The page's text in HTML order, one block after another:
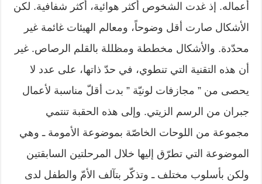
أعماله. إذ غدت الشخوص أكثر هوائية، أكثر شفافية. لكن
الأشكال صارت أقل وضوحاً، ومعالم الهيئات غائمة غير
محدّدة. والأشكال مخططة ومظللة بالقلم الرصاص. غير
أن هذه التقنية التي تنطوي، في حدّ ذاتها، على عدد لا
يحصى من ” مجازفات لونيّة ” بدت أقلّ مناسبة لأعمال
جبران من الرسم الزيتي. وإلى هذه الحقبة تنتمي
مجموعة من اللوحات الخاصّة بموضوعة الأمومة ـ وهي
الموضوعة التي تطرّق إليها خلال المرحلتين السابقتين
ولكن بأسلوب مختلف ـ وتذكّر بتآلف الأمّ والطفل لدى